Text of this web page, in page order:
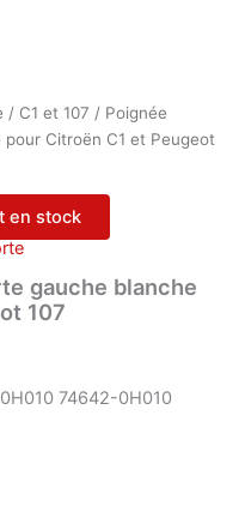
/ C1 et 107 / Poignée
Citroën C1 et Peugeot
en stock
gauche blanche
107
74642-0H010